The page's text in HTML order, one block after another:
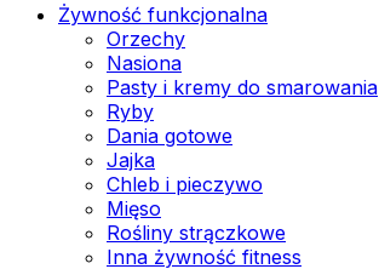
Żywność funkcjonalna
Orzechy
Nasiona
Pasty i kremy do smarowania
Ryby
Dania gotowe
Jajka
Chleb i pieczywo
Mięso
Rośliny strączkowe
Inna żywność fitness